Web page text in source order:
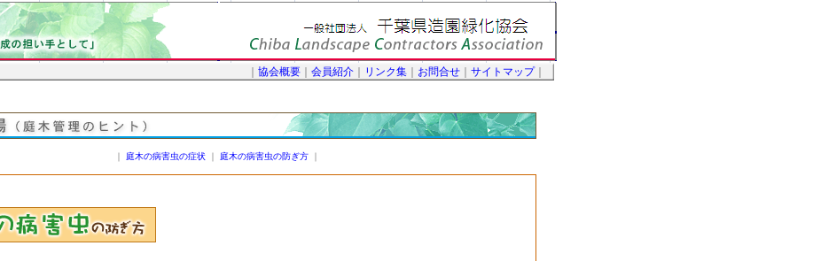
協会概要 会員紹介 リンク集 お問合せ サイトマップ｜
｜ 庭木の病害虫の症状 ｜ 庭木の病害虫の防ぎ方 ｜